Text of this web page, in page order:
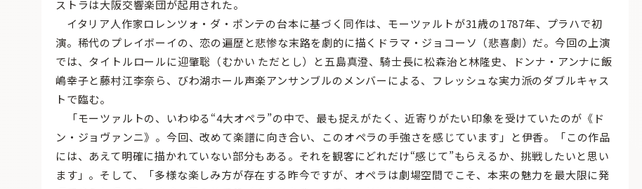
ストラは大阪交響楽団が起用された。
イタリア人作家ロレンツォ・ダ・ポンテの台本に基づく同作は、モーツァルトが31歳の1787年、プラハで初
演。稀代のプレイボーイの、恋の遍歴と悲惨な末路を劇的に描くドラマ・ジョコーソ（悲喜劇）だ。今回の上演
では、タイトルロールに迎肇聡（むかい ただとし）と五島真澄、騎士長に松森治と林隆史、ドンナ・アンナに飯
嶋幸子と藤村江李奈ら、びわ湖ホール声楽アンサンブルのメンバーによる、フレッシュな実力派のダブルキャス
トで臨む。
「モーツァルトの、いわゆる“4大オペラ”の中で、最も捉えがたく、近寄りがたい印象を受けていたのが《ド
ン・ジョヴァンニ》。今回、改めて楽譜に向き合い、このオペラの手強さを感じています」と伊香。「この作品
には、あえて明確に描かれていない部分もある。それを観客にどれだけ“感じて”もらえるか、挑戦したいと思い
ます」。そして、「多様な楽しみ方が存在する昨今ですが、オペラは劇場空間でこそ、本来の魅力を最大限に発